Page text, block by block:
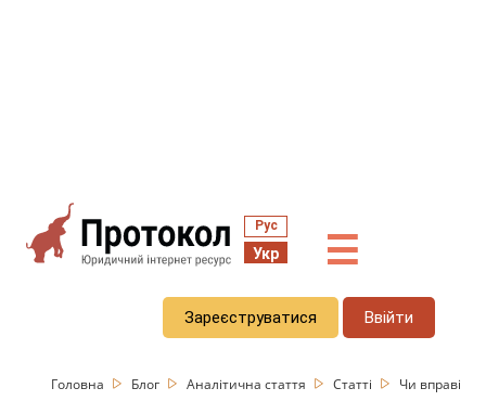
Рус
Укр ☰
Зареєструватися Ввійти
Головна Блог Аналітична стаття Статті
Чи вправі